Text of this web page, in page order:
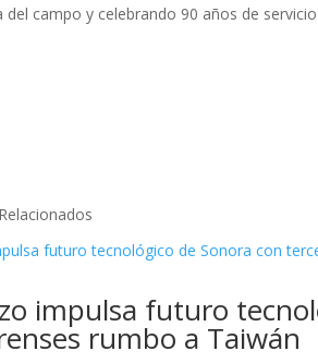
del campo y celebrando 90 años de
impulsa futuro
rumbo a Taiwán